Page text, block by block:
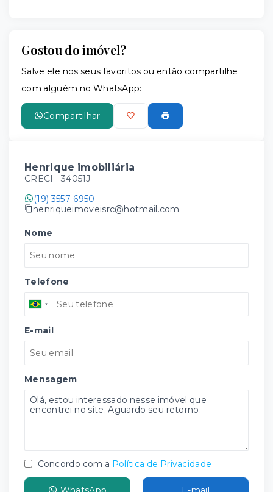
Gostou do imóvel?
Salve ele nos seus favoritos ou então compartilhe
com alguém no WhatsApp:
Compartilhar
Henrique imobiliária
CRECI - 34051J
(19) 3557-6950
henriqueimoveisrc@hotmail.com
Nome
Telefone
E-mail
Mensagem
Concordo com a Política de Privacidade